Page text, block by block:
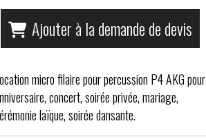
Ajouter à la demande de devis
micro filaire pour percussion P4 AKG pour
concert, soirée privée, mariage,
laïque, soirée dansante.